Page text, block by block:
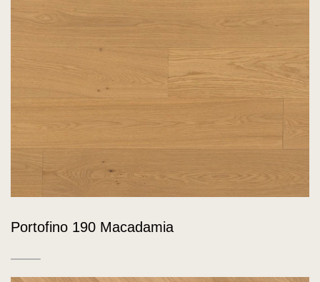
Portofino 190 Macadamia